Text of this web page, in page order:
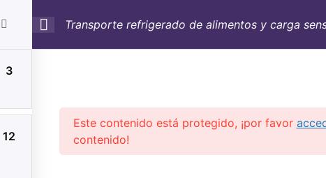
CONTAINERS NOSOTROS INFO-
Transporte refrigerado alimentos
Transporte refrigerado de alimentos y carga
3
12
Este contenido está protegido, ¡por favor
contenido!
reservados | Dr. J. A. Barreiro & Assocs.
Condiciones de uso
Intra-net